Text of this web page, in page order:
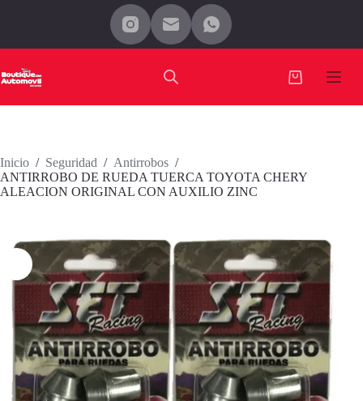
Carro
Inicio / Seguridad / Antirrobos /
ANTIRROBO DE RUEDA TUERCA TOYOTA CHERY
ALEACION ORIGINAL CON AUXILIO ZINC